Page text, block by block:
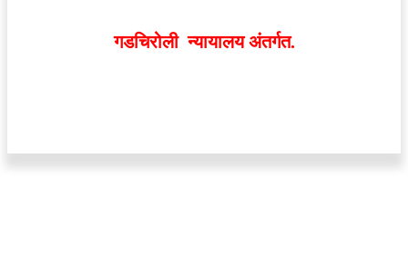
गडचिरोली न्यायालय अंतर्गत.